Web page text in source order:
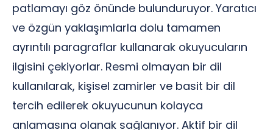
patlamayı göz önünde bulunduruyor. Yaratıcı
ve özgün yaklaşımlarla dolu tamamen
ayrıntılı paragraflar kullanarak okuyucuların
ilgisini çekiyorlar. Resmi olmayan bir dil
kullanılarak, kişisel zamirler ve basit bir dil
tercih edilerek okuyucunun kolayca
anlamasına olanak sağlanıyor. Aktif bir dil